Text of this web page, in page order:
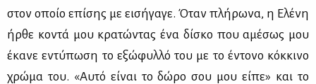
στον οποίο επί­σης με ει­σή­γα­γε. Όταν πλή­ρω­να, η Ελέ­νη
ήρ­θε κο­ντά μου κρα­τώ­ντας ένα δί­σκο που αμέ­σως μου
έκα­νε εντύ­πω­ση το εξώ­φυλ­λό του με το έντο­νο κόκ­κι­νο
χρώ­μα του. «Αυ­τό εί­ναι το δώ­ρο σου μου εί­πε» και το